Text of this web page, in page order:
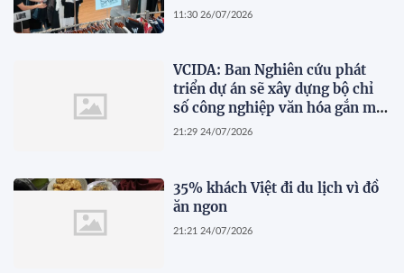
11:30 26/07/2026
VCIDA: Ban Nghiên cứu phát
triển dự án sẽ xây dựng bộ chỉ
số công nghiệp văn hóa gắn mã
ngành kinh tế
21:29 24/07/2026
35% khách Việt đi du lịch vì đồ
ăn ngon
21:21 24/07/2026